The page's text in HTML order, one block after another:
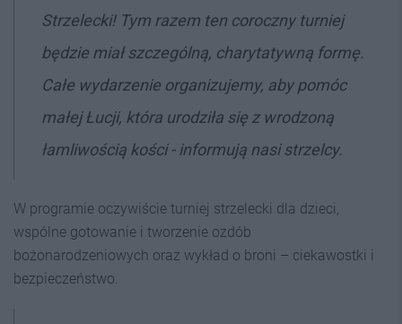
Strzelecki! Tym razem ten coroczny turniej
będzie miał szczególną, charytatywną formę.
Całe wydarzenie organizujemy, aby pomóc
małej Łucji, która urodziła się z wrodzoną
łamliwością kości - informują nasi strzelcy.
W programie oczywiście turniej strzelecki dla dzieci,
wspólne gotowanie i tworzenie ozdób
bożonarodzeniowych oraz wykład o broni – ciekawostki i
bezpieczeństwo.